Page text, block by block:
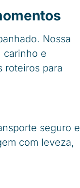
Nossa
carinho e
roteiros para
seguro e
com leveza,